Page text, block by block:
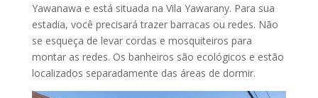
Yawanawa e está situada na Vila Yawarany. Para sua
estadia, você precisará trazer barracas ou redes. Não
se esqueça de levar cordas e mosquiteiros para
montar as redes. Os banheiros são ecológicos e estão
localizados separadamente das áreas de dormir.